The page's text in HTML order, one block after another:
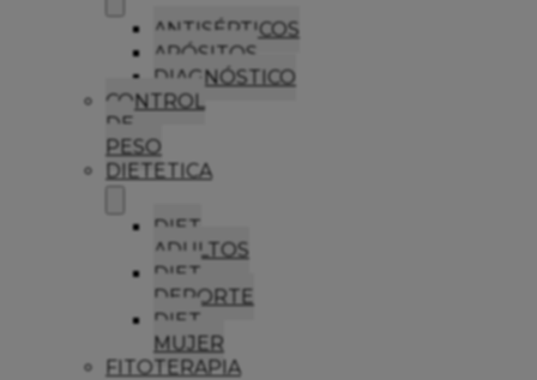
ANTISÉPTICOS
APÓSITOS
DIAGNÓSTICO
CONTROL
DE
PESO
DIETETICA
DIET
ADULTOS
DIET
DEPORTE
DIET
MUJER
FITOTERAPIA